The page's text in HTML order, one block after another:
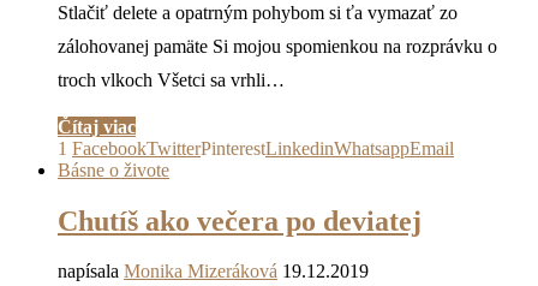
Stlačiť delete a opatrným pohybom si ťa vymazať zo
zálohovanej pamäte Si mojou spomienkou na rozprávku o
troch vlkoch Všetci sa vrhli…
Čítaj viac
1 FacebookTwitterPinterestLinkedinWhatsappEmail
Básne o živote
Chutíš ako večera po deviatej
napísala Monika Mizeráková 19.12.2019